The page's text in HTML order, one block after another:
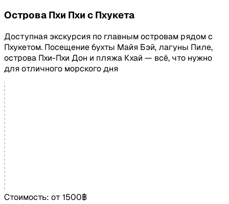
Острова Пхи Пхи с Пхукета
Доступная экскурсия по главным островам рядом с
Пхукетом. Посещение бухты Майя Бэй, лагуны Пиле,
острова Пхи-Пхи Дон и пляжа Кхай — всё, что нужно
для отличного морского дня
Стоимость: от1500฿